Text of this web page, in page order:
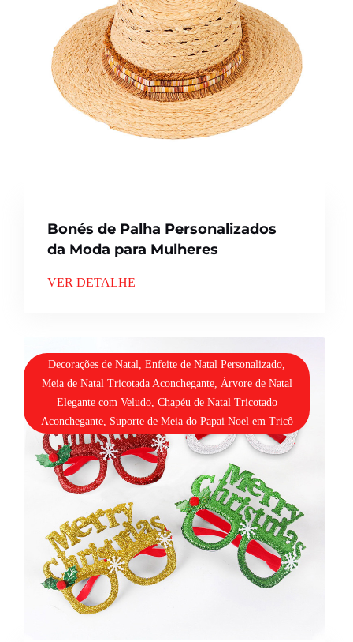
Bonés de Palha Personalizados
da Moda para Mulheres
VER DETALHE
Decorações de Natal, Enfeite de Natal Personalizado,
Meia de Natal Tricotada Aconchegante, Árvore de Natal
Elegante com Veludo, Chapéu de Natal Tricotado
Aconchegante, Suporte de Meia do Papai Noel em Tricô